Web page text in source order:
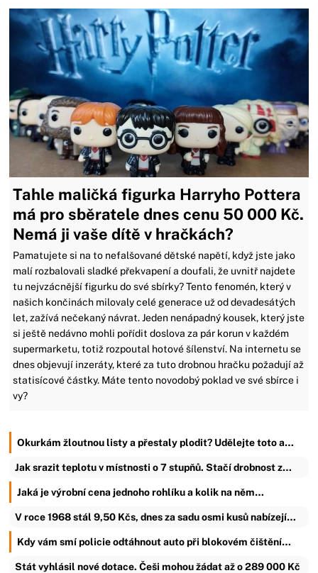
Tahle maličká figurka Harryho Pottera
má pro sběratele dnes cenu 50 000 Kč.
Nemá ji vaše dítě v hračkách?
Pamatujete si na to nefalšované dětské napětí, když jste jako
malí rozbalovali sladké překvapení a doufali, že uvnitř najdete
tu nejvzácnější figurku do své sbírky? Tento fenomén, který v
našich končinách milovaly celé generace už od devadesátých
let, zažívá nečekaný návrat. Jeden nenápadný kousek, který jste
si ještě nedávno mohli pořídit doslova za pár korun v každém
supermarketu, totiž rozpoutal hotové šílenství. Na internetu se
dnes objevují inzeráty, které za tuto drobnou hračku požadují až
statisícové částky. Máte tento novodobý poklad ve své sbírce i
vy?
Okurkám žloutnou listy a přestaly plodit? Udělejte toto a…
Jak srazit teplotu v místnosti o 7 stupňů. Stačí drobnost z…
Jaká je výrobní cena jednoho rohlíku a kolik na něm…
V roce 1968 stál 9,50 Kčs, dnes za sadu osmi kusů nabízejí…
Kdy vám smí policie odtáhnout auto při blokovém čištění…
Stát vyhlásil nové dotace. Češi mohou žádat až o 289 000 Kč